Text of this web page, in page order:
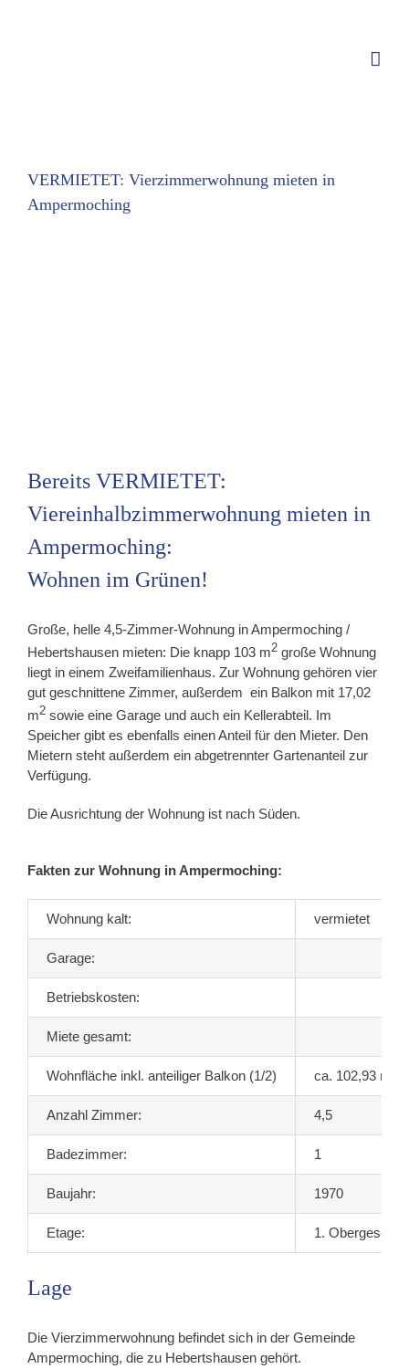
VERMIETET: Vierzimmerwohnung mieten in
Ampermoching
Bereits VERMIETET:
Viereinhalbzimmerwohnung mieten in
Ampermoching:
Wohnen im Grünen!
Große, helle 4,5-Zimmer-Wohnung in Ampermoching /
Hebertshausen mieten: Die knapp 103 m2 große Wohnung
liegt in einem Zweifamilienhaus. Zur Wohnung gehören vier
gut geschnittene Zimmer, außerdem ein Balkon mit 17,02
m2 sowie eine Garage und auch ein Kellerabteil. Im
Speicher gibt es ebenfalls einen Anteil für den Mieter. Den
Mietern steht außerdem ein abgetrennter Gartenanteil zur
Verfügung.
Die Ausrichtung der Wohnung ist nach Süden.
Fakten zur Wohnung in Ampermoching:
Wohnung kalt: vermietet
Garage:
Betriebskosten:
Miete gesamt:
Wohnfläche inkl. anteiliger Balkon (1/2) ca. 102,93 m²
Anzahl Zimmer: 4,5
Badezimmer: 1
Baujahr: 1970
Etage: 1.
Lage
Die Vierzimmerwohnung befindet sich in der Gemeinde
Ampermoching, die zu Hebertshausen gehört.